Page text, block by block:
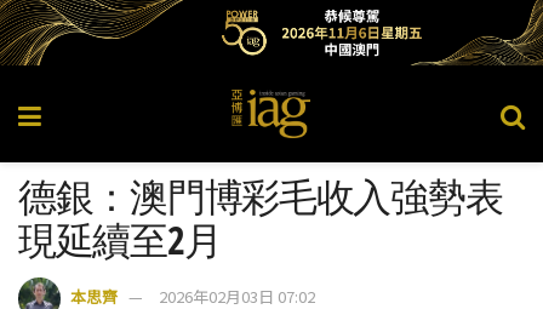
德銀：澳門博彩毛收入強勢表
現延續至2月
本思齊 2026年02月03日 07:02